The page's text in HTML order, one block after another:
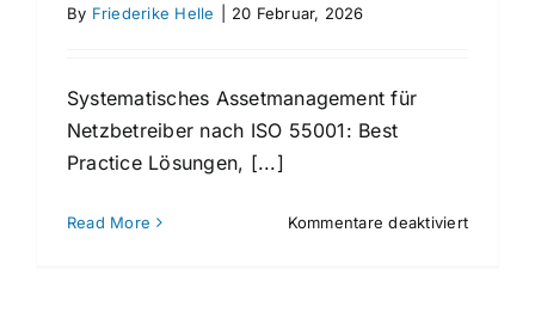
By Friederike Helle 20 Februar, 2026
Systematisches Assetmanagement für
Netzbetreiber nach ISO 55001: Best
Practice Lösungen, [...]
Read More Kommentare deaktiviertfür